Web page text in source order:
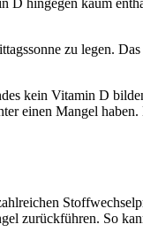
zu legen.
kein Vitamin D
einen Mangel
zurückführen. So